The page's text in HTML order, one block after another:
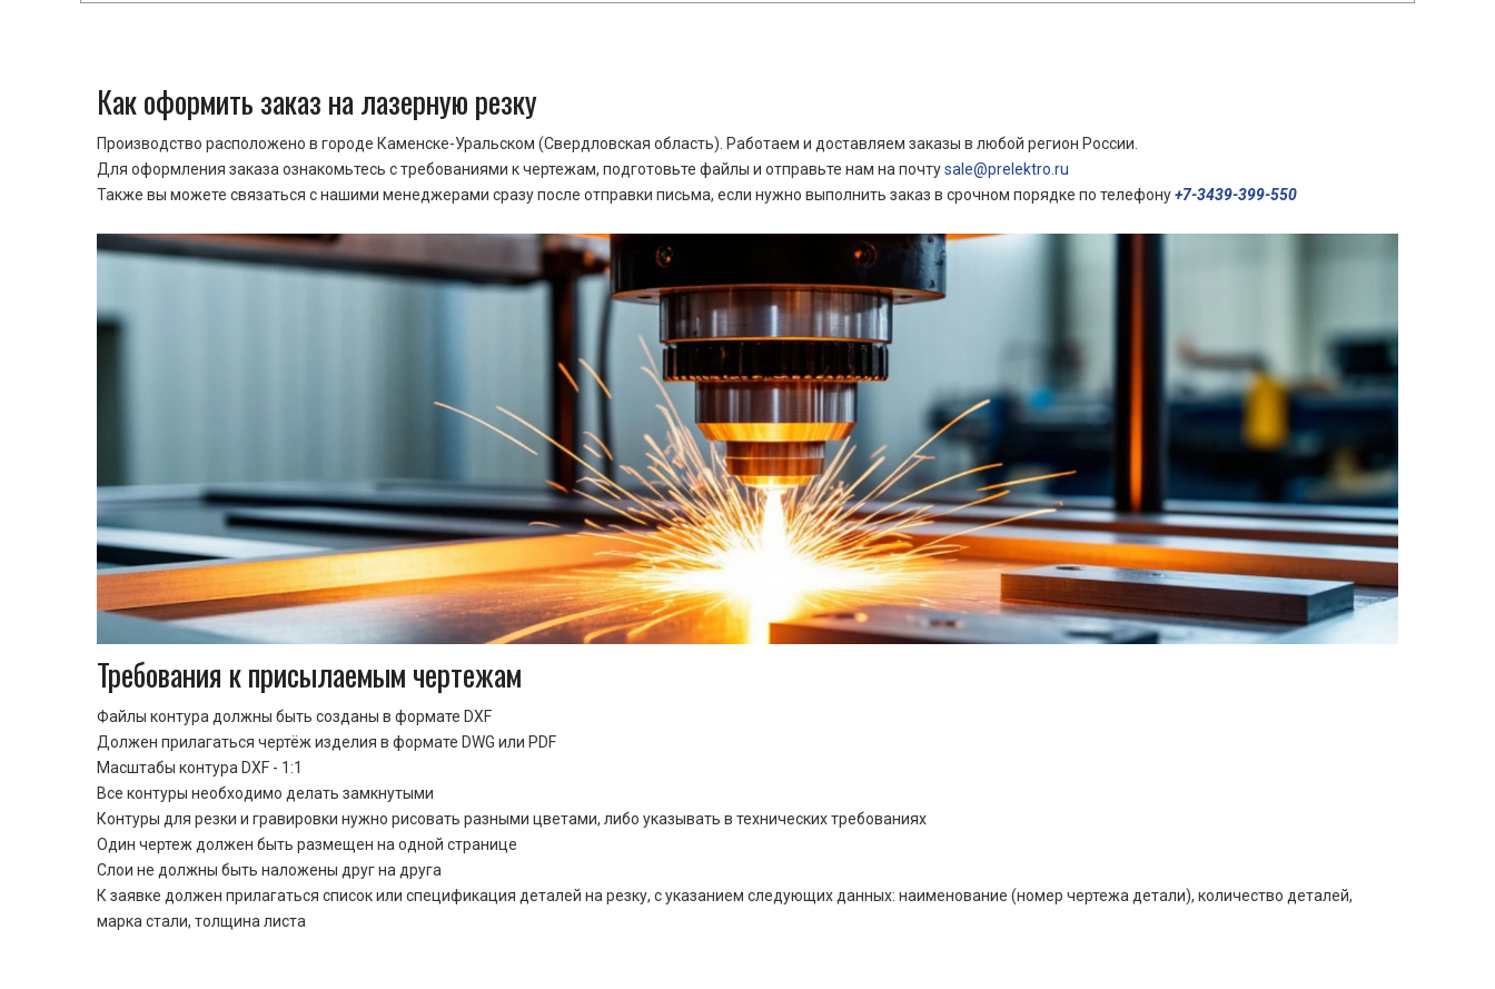
Как оформить заказ на лазерную резку
Производство расположено в городе Каменске-Уральском (Свердловская область). Работаем и доставляем заказы в любой регион России.
Для оформления заказа ознакомьтесь с требованиями к чертежам, подготовьте файлы и отправьте нам на почтуsale@prelektro.ru
Также вы можете связаться с нашими менеджерами сразу после отправки письма, если нужно выполнить заказ в срочном порядке по телефону+7-3439-399-550
Требования к присылаемым чертежам
Файлы контура должны быть созданы в формате DXF
Должен прилагаться чертёж изделия в формате DWG или PDF
Масштабы контура DXF - 1:1
Все контуры необходимо делать замкнутыми
Контуры для резки и гравировки нужно рисовать разными цветами, либо указывать в технических требованиях
Один чертеж должен быть размещен на одной странице
Cлои не должны быть наложены друг на друга
К заявке должен прилагаться список или спецификация деталей на резку, с указанием следующих данных: наименование (номер чертежа детали), количество деталей,
марка стали, толщина листа